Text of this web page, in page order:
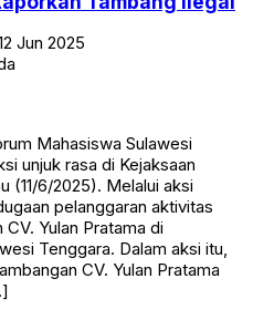
Jun 2025
Mahasiswa Sulawesi
unjuk rasa di Kejaksaan
(11/6/2025). Melalui aksi
pelanggaran aktivitas
Yulan Pratama di
Tenggara. Dalam aksi itu,
CV. Yulan Pratama